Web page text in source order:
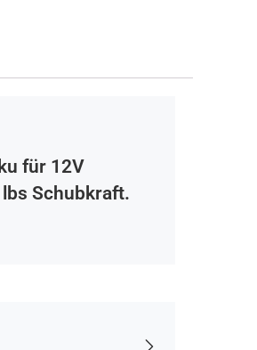
für 12V
Schubkraft.